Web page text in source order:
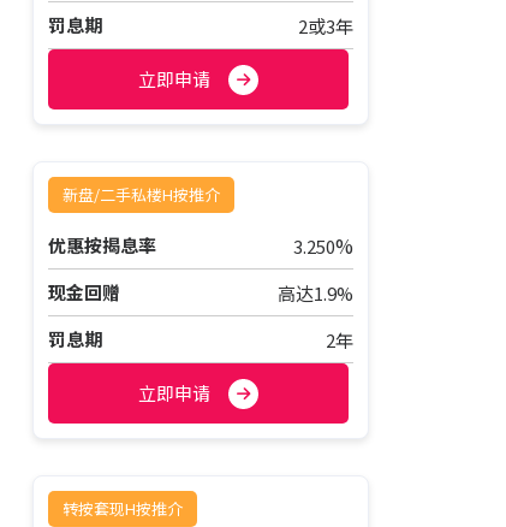
罚息期
2或3年
立即申请
新盘/二手私楼H按推介
优惠按揭息率 3.250%
现金回赠
高达1.9%
罚息期
2年
立即申请
转按套现H按推介